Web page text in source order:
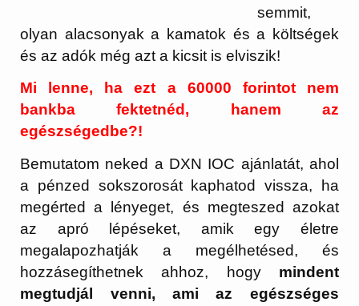
semmit,
olyan alacsonyak a kamatok és a költségek
és az adók még azt a kicsit is elviszik!
Mi lenne, ha ezt a 60000 forintot nem
bankba fektetnéd, hanem az
egészségedbe?!
Bemutatom neked a DXN IOC ajánlatát, ahol
a pénzed sokszorosát kaphatod vissza, ha
megérted a lényeget, és megteszed azokat
az apró lépéseket, amik egy életre
megalapozhatják a megélhetésed, és
hozzásegíthetnek ahhoz, hogy mindent
megtudjál venni, ami az egészséges